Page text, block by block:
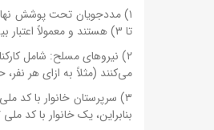
تا ۳) هستند و معمولاً اعتبار بیشتری دریافت می‌کنند (مثلاً به ازای هر نفر، حدود ۳۰۰ تا ۴۰۰ هزار تومان در ماه).
۲) نیروهای مسلح: شامل
می‌کنند (مثلاً به ازای هر نفر، حدود ۱۰۰ تا ۱۵۰ هزار
بنابراین، یک خانوار با کد ملی ۷ در دهک اول، اعتبار بالاتری نسبت به یک خانوار با کد ملی ۹ در دهک پنجم دریافت می‌کند.